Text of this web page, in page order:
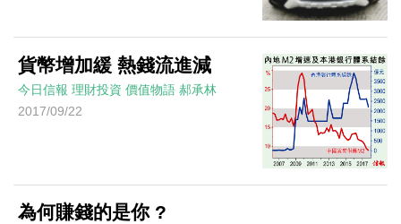
貨幣增加緩 熱錢流進減
今日信報 理財投資 價值物語 郝承林
2017/09/22
為何賺錢的是你 ?